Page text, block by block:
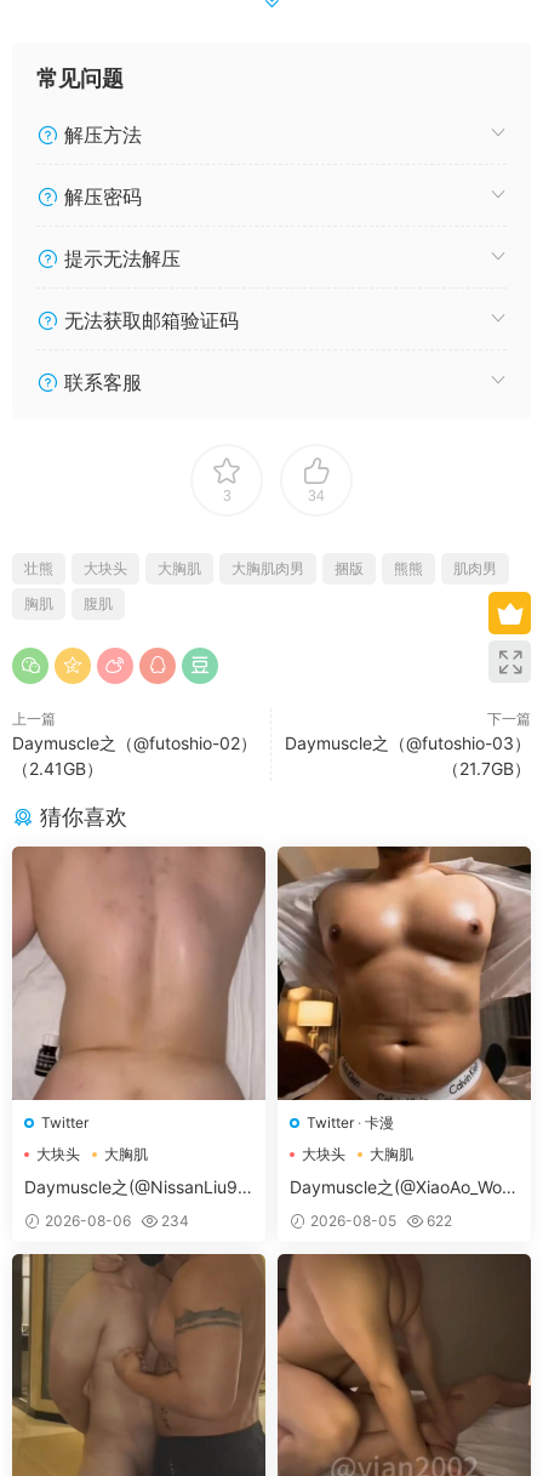
常见问题
解压方法
解压密码
提示无法解压
无法获取邮箱验证码
联系客服
3 34
壮熊 大块头 大胸肌 大胸肌肉男 捆版 熊熊
肌肉男
胸肌
腹肌
上一篇
Daymuscle之（@futoshio-02）
（2.41GB）
下一篇
Daymuscle之（@futoshio-03）
（21.7GB）
猜你喜欢
Twitter
大块头
大胸肌
大胸肌肉男
Daymuscle之(@NissanLiu98
-@Nissan98）
2026-08-06 234
Twitter· 卡漫
大块头
大胸肌
大胸肌肉男
Daymuscle之(@XiaoAo_Worl
d-@XiaoAo.art）
2026-08-05 622